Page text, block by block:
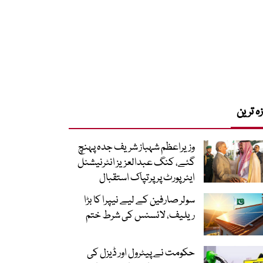
ترین
وزیراعظم شہباز شریف جدہ پہنچ
گئے، کنگ عبدالعزیز انٹرنیشنل
ایئر پورٹ پر پرتپاک استقبال
سولر صارفین کے لیے نیپرا کا بڑا
ریلیف، لائسنس کی شرط ختم
حکومت نے پیٹرول اور ڈیزل کی